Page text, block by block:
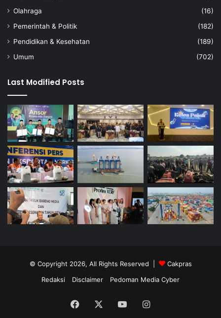
Olahraga
(16)
Pemerintah & Politik
(182)
Pendidikan & Kesehatan
(189)
Umum
(702)
Last Modified Posts
© Copyright 2026, All Rights Reserved |
Cakpras
Redaksi
Disclaimer Pedoman Media Cyber
Facebook YouTubeInstagram